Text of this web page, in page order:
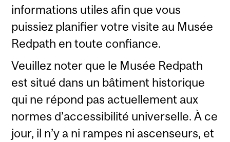
informations utiles afin que vous
puissiez planifier votre visite au Musée
Redpath en toute confiance.
Veuillez noter que le Musée Redpath
est situé dans un bâtiment historique
qui ne répond pas actuellement aux
normes d’accessibilité universelle. À ce
jour, il n’y a ni rampes ni ascenseurs, et